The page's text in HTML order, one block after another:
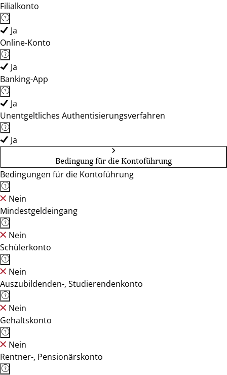
Filialkonto
Ja
Online-Konto
Ja
Banking-App
Ja
Unentgeltliches Authentisierungsverfahren
Ja
Bedingung für die Kontoführung
Bedingungen für die Kontoführung
Nein
Mindestgeldeingang
Nein
Schülerkonto
Nein
Auszubildenden-, Studierendenkonto
Nein
Gehaltskonto
Nein
Rentner-, Pensionärskonto